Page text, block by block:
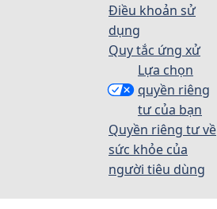
Điều khoản sử
dụng
Quy tắc ứng xử
Lựa chọn
quyền riêng
tư của bạn
Quyền riêng tư về
sức khỏe của
người tiêu dùng